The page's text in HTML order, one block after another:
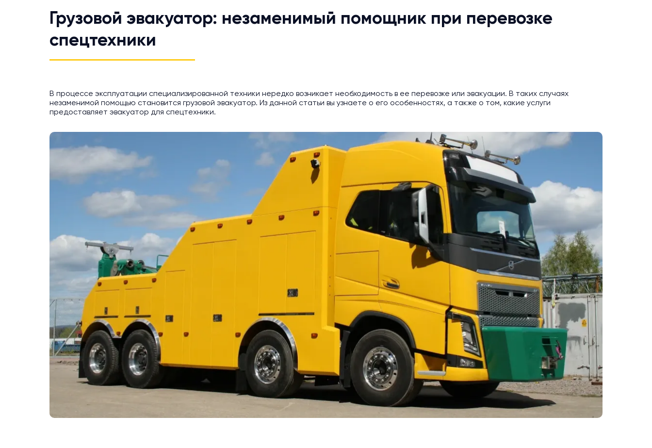
Грузовой эвакуатор: незаменимый помощник при перевозке
спецтехники
В процессе эксплуатации специализированной техники нередко возникает необходимость в ее перевозке или эвакуации. В таких случаях
незаменимой помощью становится грузовой эвакуатор. Из данной статьи вы узнаете о его особенностях, а также о том, какие услуги
предоставляет эвакуатор для спецтехники.